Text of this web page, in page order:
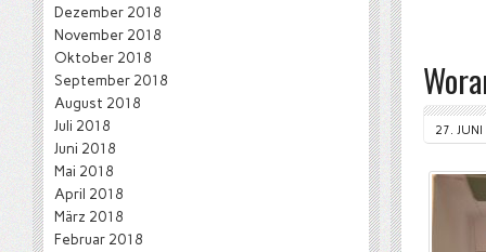
27.
Dezember 2018
November 2018
Oktober 2018
September 2018
August 2018
Juli 2018
Juni 2018
Mai 2018
April 2018
März 2018
Februar 2018